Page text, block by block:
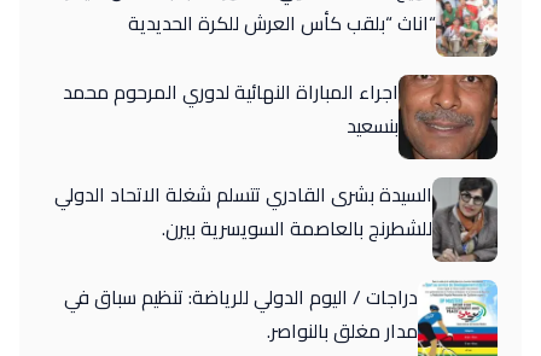
“اناث “بلقب كأس العرش للكرة الحديدية
اجراء المباراة النهائية لدوري المرحوم محمد
بنسعيد
السيدة بشرى القادري تتسلم شغلة الاتحاد الدولي
للشطرنج بالعاصمة السويسرية بيرن.
دراجات / اليوم الدولي للرياضة: تنظيم سباق في
مدار مغلق بالنواصر.